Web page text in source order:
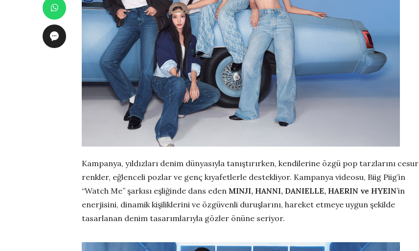
Kampanya, yıldızları denim dünyasıyla tanıştırırken, kendilerine özgü pop tarzlarını cesur
renkler, eğlenceli pozlar ve genç kıyafetlerle destekliyor. Kampanya videosu, Biig Piig’in
“Watch Me” şarkısı eşliğinde dans eden MINJI, HANNI, DANIELLE, HAERIN ve HYEIN’in
enerjisini, dinamik kişiliklerini ve özgüvenli duruşlarını, hareket etmeye uygun şekilde
tasarlanan denim tasarımlarıyla gözler önüne seriyor.